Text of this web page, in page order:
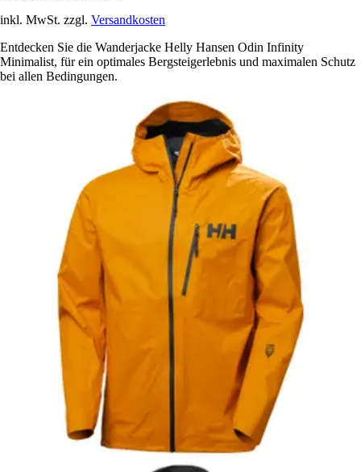
inkl. MwSt. zzgl. Versandkosten
Entdecken Sie die Wanderjacke Helly Hansen Odin Infinity
Minimalist, für ein optimales Bergsteigerlebnis und maximalen Schutz
bei allen Bedingungen.